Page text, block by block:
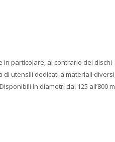
in particolare, al contrario dei dischi
di utensili dedicati a materiali
in diametri dal 125 all’800